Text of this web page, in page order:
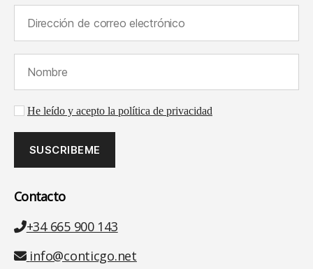
Aceptación de la política de privacidad
He leído y acepto la política de privacidad
Contacto
Teléfono
+34 665 900 143
Email
info@conticgo.net